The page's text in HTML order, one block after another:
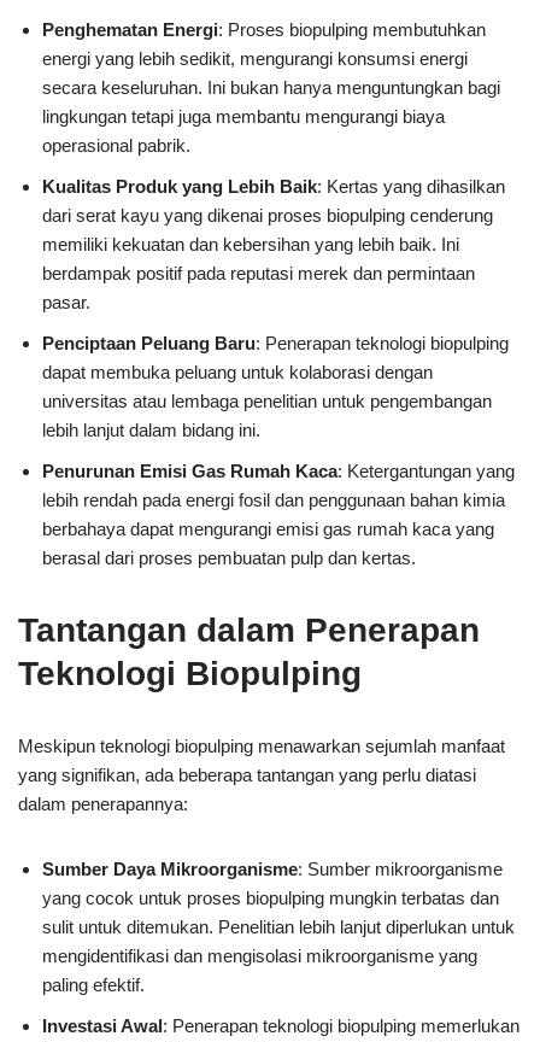
Penghematan Energi: Proses biopulping membutuhkan
energi yang lebih sedikit, mengurangi konsumsi energi
secara keseluruhan. Ini bukan hanya menguntungkan bagi
lingkungan tetapi juga membantu mengurangi biaya
operasional pabrik.
Kualitas Produk yang Lebih Baik: Kertas yang dihasilkan
dari serat kayu yang dikenai proses biopulping cenderung
memiliki kekuatan dan kebersihan yang lebih baik. Ini
berdampak positif pada reputasi merek dan permintaan
pasar.
Penciptaan Peluang Baru: Penerapan teknologi biopulping
dapat membuka peluang untuk kolaborasi dengan
universitas atau lembaga penelitian untuk pengembangan
lebih lanjut dalam bidang ini.
Penurunan Emisi Gas Rumah Kaca: Ketergantungan yang
lebih rendah pada energi fosil dan penggunaan bahan kimia
berbahaya dapat mengurangi emisi gas rumah kaca yang
berasal dari proses pembuatan pulp dan kertas.
Tantangan dalam Penerapan
Teknologi Biopulping
Meskipun teknologi biopulping menawarkan sejumlah manfaat
yang signifikan, ada beberapa tantangan yang perlu diatasi
dalam penerapannya:
Sumber Daya Mikroorganisme: Sumber mikroorganisme
yang cocok untuk proses biopulping mungkin terbatas dan
sulit untuk ditemukan. Penelitian lebih lanjut diperlukan untuk
mengidentifikasi dan mengisolasi mikroorganisme yang
paling efektif.
Investasi Awal: Penerapan teknologi biopulping memerlukan